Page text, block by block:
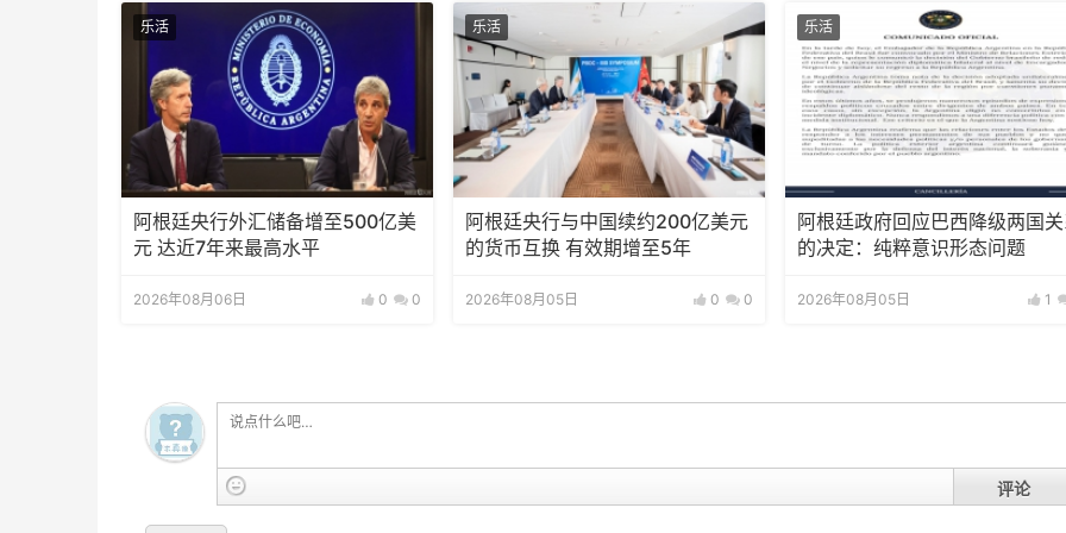
乐活
阿根廷央行外汇储备增至500亿美
元 达近7年来最高水平
2026年08月06日 0 0
乐活
阿根廷央行与中国续约200亿美元
的货币互换 有效期增至5年
2026年08月05日 0 0
乐活
阿根廷政府回应巴西降级两国
的决定：纯粹意识形态问题
2026年08月05日 1
评论